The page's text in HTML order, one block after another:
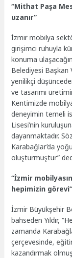
“Mithat Paşa
uzanır”
İzmir mobilya
girişimci ruhuyla
konuma
Belediyesi Başkan
yenilikçi
ve tasarımı
Kentimizde
deneyimin temeli
Lisesi’nin
dayanmaktadır.
Karabağlar’da
oluşturmuştur”
“İzmir
hepimizin görevi”
İzmir Büyükşehir
bahseden Yıldır,
zamanda
çerçevesinde,
kazandırmak